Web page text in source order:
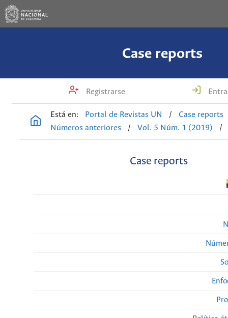
Case reports
Registrarse
Está en: Portal de Revistas UN /
Case reports
Números anteriores
/ Vol. 5 Núm. 1 (2019) /
Case reports